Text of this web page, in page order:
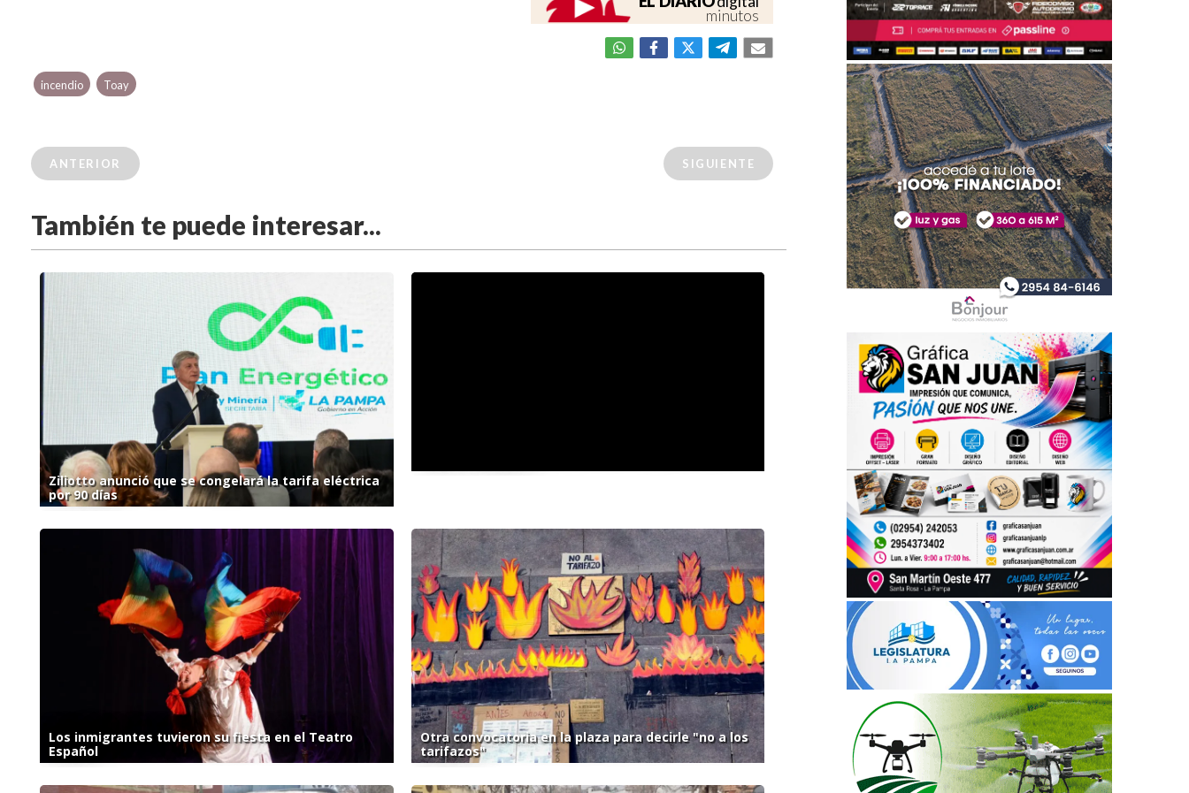
minutos
incendio Toay
ANTERIOR SIGUIENTE
También te puede interesar...
Ziliotto anunció que se congelará la tarifa eléctrica
por 90 días
Los inmigrantes tuvieron su fiesta en el Teatro
Español
Otra convocatoria en la plaza para decirle "no a los
tarifazos"